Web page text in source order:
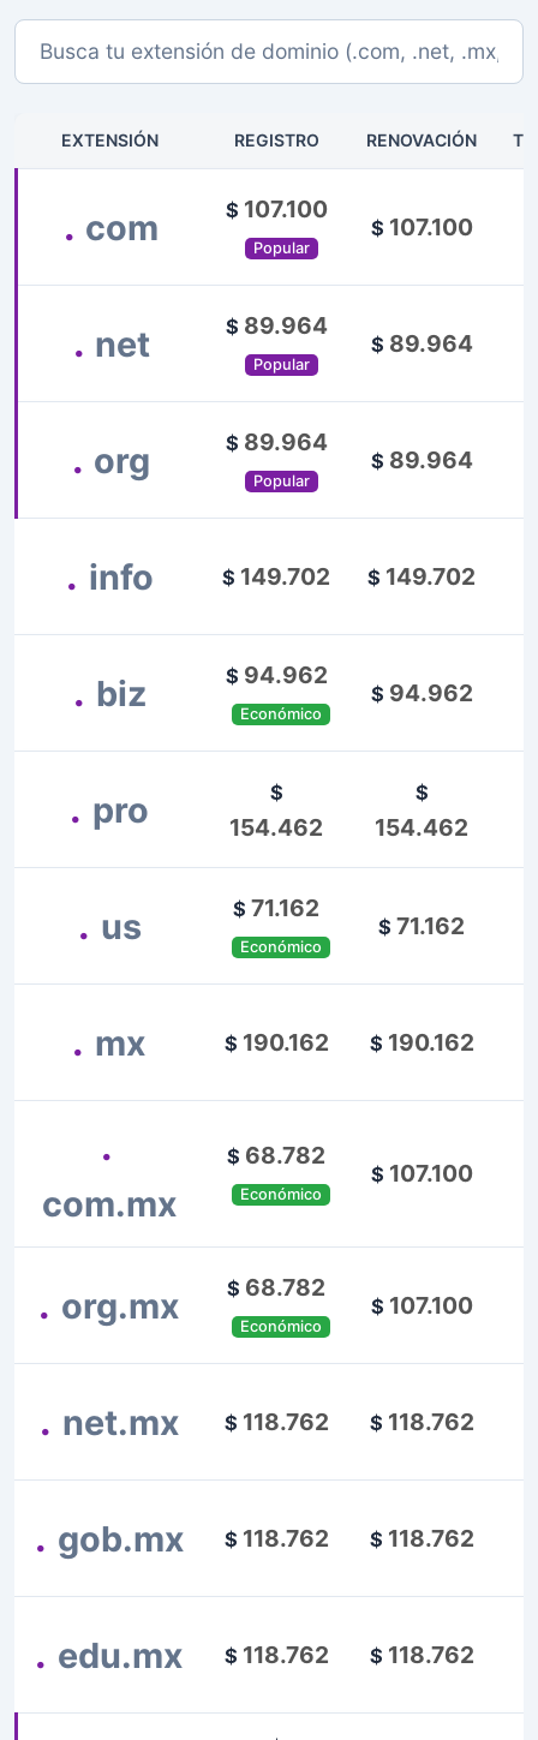
EXTENSIÓN REGISTRO RENOVACIÓN
. com $ 107.100
Popular
$ 107.100
. net $ 89.964
Popular
$ 89.964
. org $ 89.964
Popular
$ 89.964
. info $ 149.702 $ 149.702
. biz $ 94.962
Económico
$ 94.962
. pro $
154.462
$
154.462
. us $ 71.162
Económico
$ 71.162
. mx $ 190.162 $ 190.162
.
com.mx
$ 68.782
Económico
$ 107.100
. org.mx $ 68.782
Económico
$ 107.100
. net.mx $ 118.762 $ 118.762
. gob.mx $ 118.762 $ 118.762
. edu.mx $ 118.762 $ 118.762